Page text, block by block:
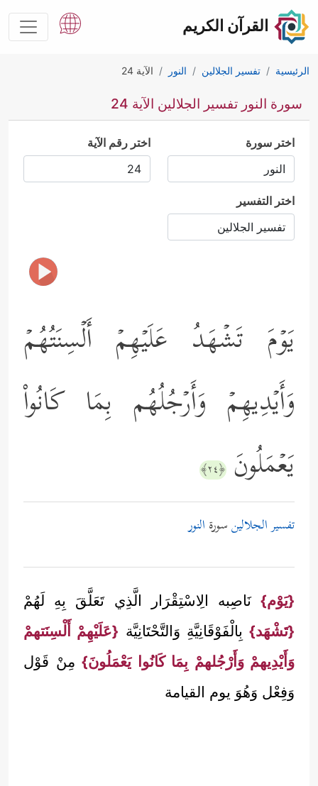
القرآن الكريم
الرئيسية تفسير الجلالين النور الآية 24
سورة النور تفسير الجلالين الآية 24
اختر سورة اختر رقم الآية
اختر التفسير
یَوۡمَ تَشۡهَدُ عَلَیۡهِمۡ أَلۡسِنَتُهُمۡ
وَأَیۡدِیهِمۡ وَأَرۡجُلُهُم بِمَا كَانُواْ
یَعۡمَلُونَ ﴿٢٤﴾
تفسير الجلالينسورة النور
{يَوْم} نَاصِبه الِاسْتِقْرَار الَّذِي تَعَلَّقَ بِهِ لَهُمْ
{تَشْهَد} بِالْفَوْقَانِيَّةِ وَالتَّحْتَانِيَّة {عَلَيْهِمْ أَلْسِنَتهمْ
وَأَيْدِيهمْ وَأَرْجُلهمْ بِمَا كَانُوا يَعْمَلُونَ} مِنْ قَوْل
وَفِعْل وَهُوَ يوم القيامة